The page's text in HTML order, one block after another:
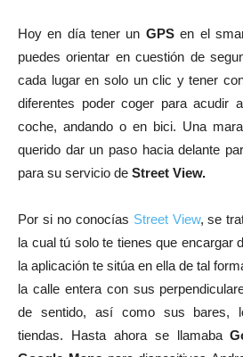
Hoy en día tener un GPSen el
puedes orientar en cuestión de
cada lugar en solo un clic y tener
diferentes poder coger para acudir
coche, andando o en bici. Una
querido dar un paso hacia delante
para su servicio de Street View.
Por si no conocías Street View, se
la cual tú solo te tienes que encargar
la aplicación te sitúa en ella de tal
la calle entera con sus
de sentido, así como sus bares,
tiendas. Hasta ahora se llamaba